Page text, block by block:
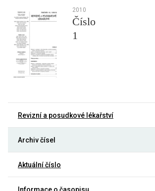
2010
Číslo
1
Revizní a posudkové lékařství
Archiv čísel
Aktuální číslo